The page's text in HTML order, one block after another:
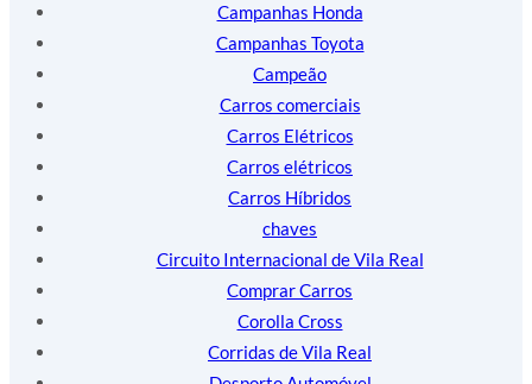
Campanhas Honda
Campanhas Toyota
Campeão
Carros comerciais
Carros Elétricos
Carros elétricos
Carros Híbridos
chaves
Circuito Internacional de Vila Real
Comprar Carros
Corolla Cross
Corridas de Vila Real